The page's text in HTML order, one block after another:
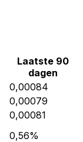
Laatste 90
dagen
0,00084
0,00079
0,00081
0,56%